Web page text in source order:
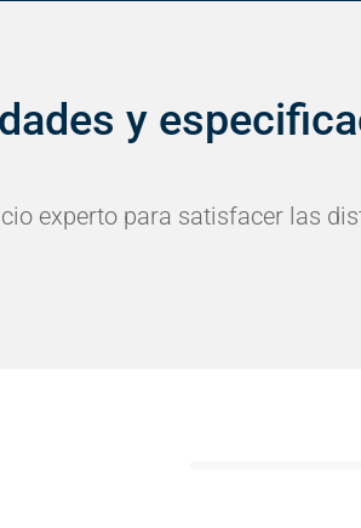
y
experto para satisfacer las